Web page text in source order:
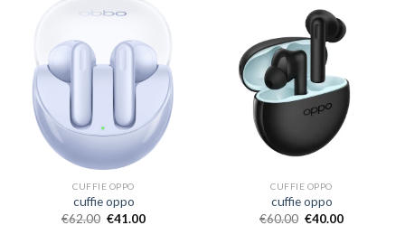
CUFFIE OPPO
cuffie oppo
€62.00 €41.00
CUFFIE OPPO
cuffie oppo
€60.00 €40.00